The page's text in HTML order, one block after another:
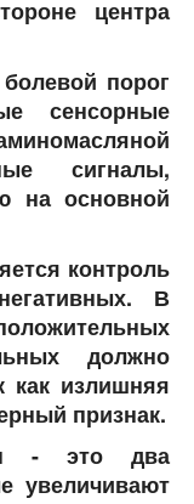
центра
порог
сенсорные
сигналы,
на основной
контроль
В
должно
как излишняя
признак.
- это два
увеличивают